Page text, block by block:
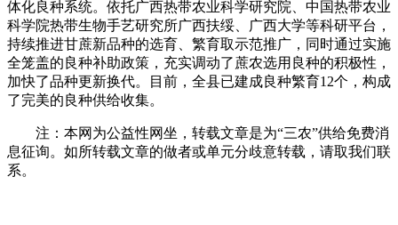
体化良种系统。依托广西热带农业科学研究院、中国热带农业
科学院热带生物手艺研究所广西扶绥、广西大学等科研平台，
持续推进甘蔗新品种的选育、繁育取示范推广，同时通过实施
全笼盖的良种补助政策，充实调动了蔗农选用良种的积极性，
加快了品种更新换代。目前，全县已建成良种繁育12个，构成
了完美的良种供给收集。
注：本网为公益性网坐，转载文章是为“三农”供给免费消
息征询。如所转载文章的做者或单元分歧意转载，请取我们联
系。